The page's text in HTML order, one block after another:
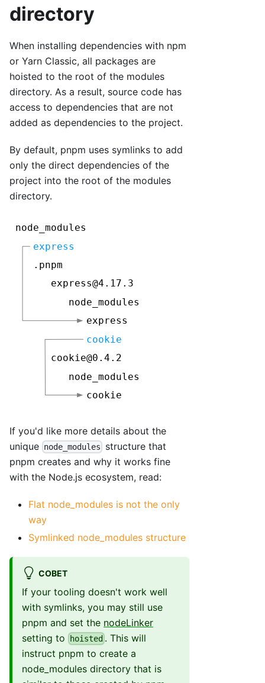
directory
When installing dependencies with npm
or Yarn Classic, all packages are
hoisted to the root of the modules
directory. As a result, source code has
access to dependencies that are not
added as dependencies to the project.
By default, pnpm uses symlinks to add
only the direct dependencies of the
project into the root of the modules
directory.
If you'd like more details about the
unique node_modules
structure that
pnpm creates and why it works fine
with the Node.js ecosystem, read:
Flat node_modules is not the only
way
Symlinked node_modules structure
СОВЕТ
If your tooling doesn't work well
with symlinks, you may still use
pnpm and set the nodeLinker
setting to
hoisted . This will
instruct pnpm to create a
node_modules directory that is